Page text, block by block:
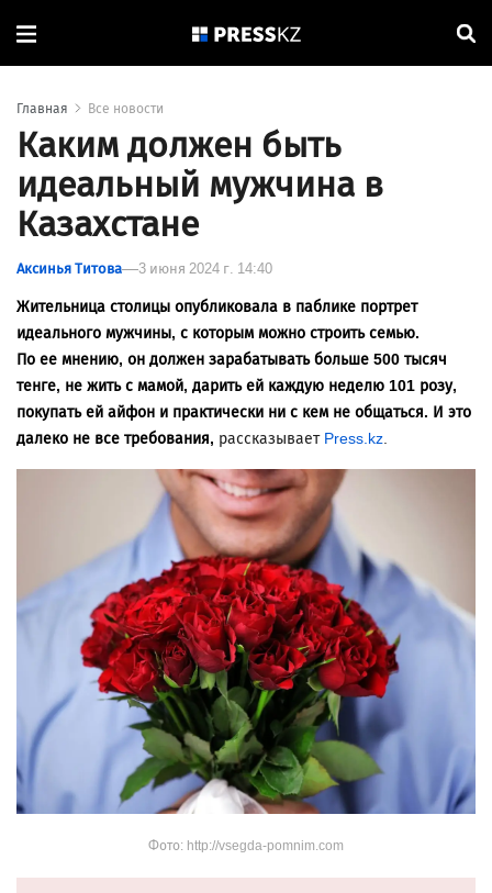
Главная Все новости
Каким должен быть
идеальный мужчина в
Казахстане
Аксинья Титова 3 июня 2024 г. 14:40
Жительница столицы опубликовала в паблике портрет
идеального мужчины, с которым можно строить семью.
По ее мнению, он должен зарабатывать больше 500 тысяч
тенге, не жить с мамой, дарить ей каждую неделю 101 розу,
покупать ей айфон и практически ни с кем не общаться. И это
далеко не все требования, рассказывает Press.kz.
Фото: http://vsegda-pomnim.com